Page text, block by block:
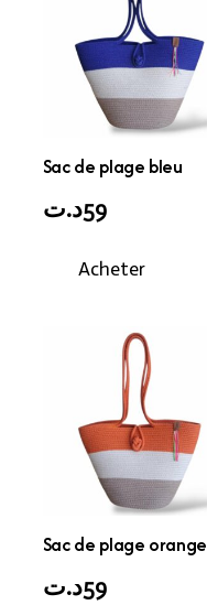
Sac de plage bleu
59د.ت
Acheter
Sac de plage orange
59د.ت